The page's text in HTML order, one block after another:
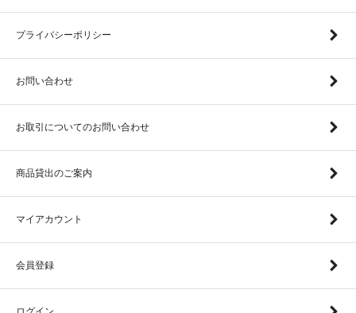
プライバシーポリシー
お問い合わせ
お取引についてのお問い合わせ
商品貸出のご案内
マイアカウント
会員登録